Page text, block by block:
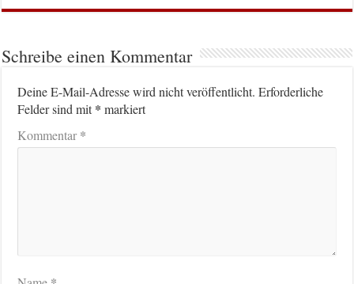
Schreibe einen Kommentar
Deine E-Mail-Adresse wird nicht veröffentlicht. Erforderliche
Felder sind mit* markiert
Kommentar*